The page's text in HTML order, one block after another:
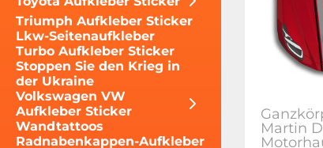
Triumph Aufkleber Sticker
Lkw-Seitenaufkleber
Turbo Aufkleber Sticker
Stoppen Sie den Krieg in
der Ukraine
Volkswagen VW
Aufkleber Sticker
Wandtattoos
Radnabenkappen-Aufkleber
Martin